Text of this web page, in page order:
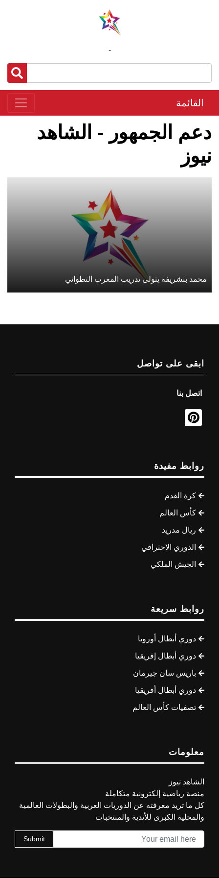
-
القائمة
دعم الجمهور - الشاهد
نيوز
محمد بنشريفة يتولى تدريب المغرب التطواني
ابقى على تواصل
اتصل بنا
روابط مفيدة
كرة القدم
كأس العالم
ريال مدريد
الدوري الاحترافي
الجيش الملكي
روابط سريعة
دوري أبطال أوروبا
دوري أبطال إفريقيا
باريس سان جيرمان
دوري أبطال أفريقيا
تصفيات كأس العالم
معلومات
الشاهد نيوز
منصة رياضية إلكترونية متكاملة
كل ما تريد معرفته عن الدوريات العربية والبطولات العالمية
والمحلية الكبرى للأندية والمنتخبات
Submit